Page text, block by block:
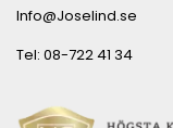
Info@Joselind.se
Tel: 08-722 41 34